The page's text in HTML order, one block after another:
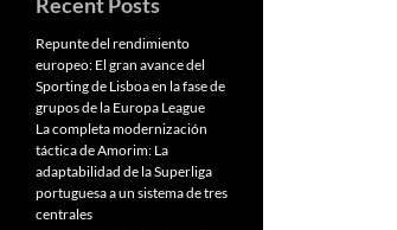
Repunte del rendimiento
europeo: El gran avance del
Sporting de Lisboa en la fase de
grupos de la Europa League
La completa modernización
táctica de Amorim: La
adaptabilidad de la Superliga
portuguesa a un sistema de tres
centrales